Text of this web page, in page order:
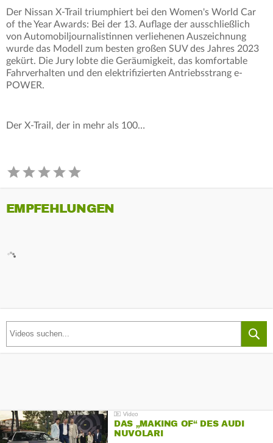
Der Nissan X-Trail triumphiert bei den Women's World Car
of the Year Awards: Bei der 13. Auflage der ausschließlich
von Automobiljournalistinnen verliehenen Auszeichnung
wurde das Modell zum besten großen SUV des Jahres 2023
gekürt. Die Jury lobte die Geräumigkeit, das komfortable
Fahrverhalten und den elektrifizierten Antriebsstrang e-
POWER.
Der X-Trail, der in mehr als 100…
EMPFEHLUNGEN
DAS „MAKING OF“ DES AUDI
NUVOLARI